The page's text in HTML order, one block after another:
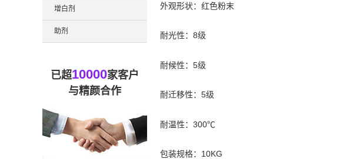
外观形状：红色粉末
耐光性：8级
耐候性：5级
耐迁移性：5级
耐温性：300℃
包装规格：10KG
增白剂
助剂
已超10000家客户
与精颜合作